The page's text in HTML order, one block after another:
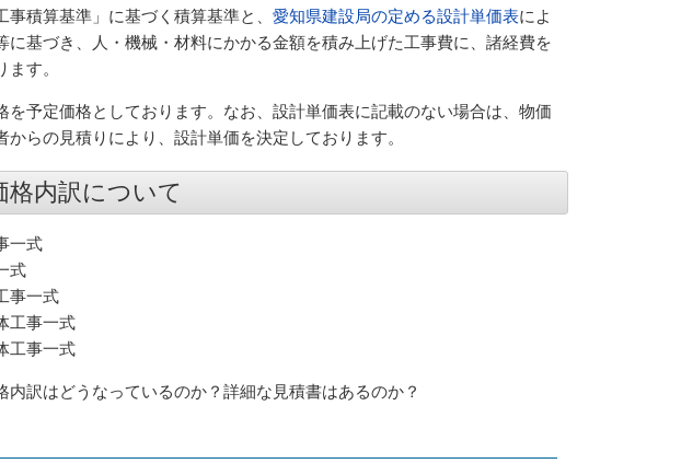
事積算基準」に基づく積算基準と、 愛知県建設局の定める設計単価表によ
に基づき、人・機械・材料にかかる金額を積み上げた工事費に、諸経費を
ます。
を予定価格としております。なお、設計単価表に記載のない場合は、物価
からの見積りにより、設計単価を決定しております。
格内訳について
一式
式
事一式
工事一式
工事一式
内訳はどうなっているのか？詳細な見積書はあるのか？